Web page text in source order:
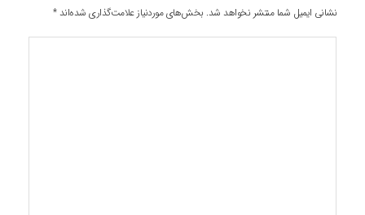
نشانی ایمیل شما منتشر نخواهد شد. بخش‌های موردنیاز علامت‌گذاری شده‌اند*